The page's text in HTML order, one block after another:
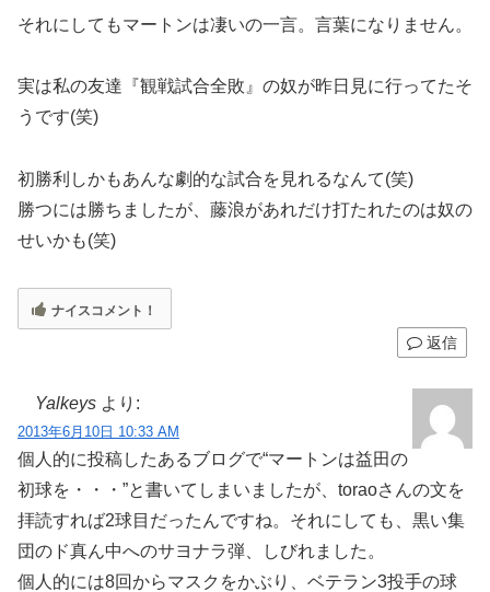
それにしてもマートンは凄いの一言。言葉になりません。
実は私の友達『観戦試合全敗』の奴が昨日見に行ってたそ
うです(笑)
初勝利しかもあんな劇的な試合を見れるなんて(笑)
勝つには勝ちましたが、藤浪があれだけ打たれたのは奴の
せいかも(笑)
ナイスコメント！
返信
Yalkeys より:
2013年6月10日 10:33 AM
個人的に投稿したあるブログで“マートンは益田の
初球を・・・”と書いてしまいましたが、toraoさんの文を
拝読すれば2球目だったんですね。それにしても、黒い集
団のド真ん中へのサヨナラ弾、しびれました。
個人的には8回からマスクをかぶり、ベテラン3投手の球